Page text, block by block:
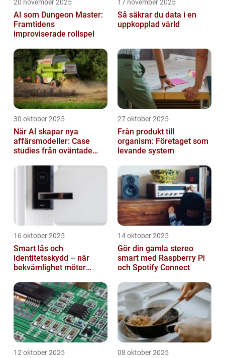
20 november 2025
AI som Dungeon Master:
Framtidens
improviserade rollspel
17 november 2025
Så säkrar du data i en
uppkopplad värld
30 oktober 2025
När AI skapar nya
affärsmodeller: Case
studies från oväntade
27 oktober 2025
Från produkt till
organism: Företaget som
levande system
16 oktober 2025
Smart lås och
identitetsskydd – när
bekvämlighet möter
14 oktober 2025
Gör din gamla stereo
smart med Raspberry Pi
och Spotify Connect
12 oktober 2025 08 oktober 2025